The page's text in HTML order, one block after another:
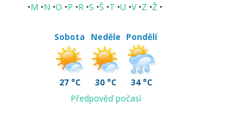
•M •N •O •P •R •S •Š •T •U •V •Z •Ž •
Sobota
27 °C
Neděle
30 °C
Pondělí
34 °C
Předpověď počasí